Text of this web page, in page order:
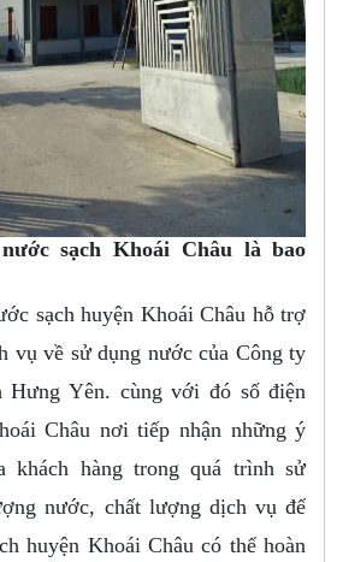
sạch Khoái Châu là bao
sạch huyện Khoái Châu hỗ trợ
vụ về sử dụng nước của Công ty
Hưng Yên. cùng với đó số điện
Châu nơi tiếp nhận những ý
khách hàng trong quá trình sử
nước, chất lượng dịch vụ để
huyện Khoái Châu có thể hoàn